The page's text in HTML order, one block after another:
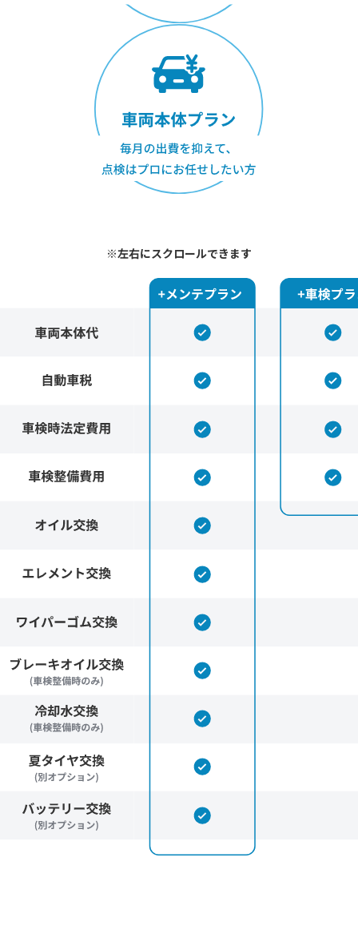
※左右にスクロールできます